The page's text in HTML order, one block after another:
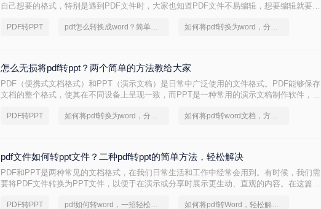
自己想要的格式，特别是遇到PDF文件时，大家也知道PDF文件不易编辑，想要编辑就要开
如何转化为ppt，下面给大家分享个好方法。
PDF转PPT pdf怎么转换成word？简单高效的恢复方法 如何将pdf转换为word，分享一种简单的方法
怎么无损将pdf转ppt？两个简单的方法教给大家
PDF（便携式文档格式）和PPT（演示文稿）是日常中广泛使用的文件格式。PDF能够保存
文档的整个格式，使其在不同设备上呈现一致，而PPT是一种常用的演示文稿制作软件，可
文件中的内容放入PPT演示文稿中，并进行编辑和制作。在下面的文章中，我们将介绍怎么
PDF转PPT 如何将pdf转换为word，分享一种简单的方法 如何将pdf转word文档，方法超级简单
pdf文件如何转ppt文件？二种pdf转ppt的简单方法，轻松解决
PDF和PPT是两种常见的文档格式，在我们日常生活和工作中经常会用到。有时候，我们需
要将PDF文件转换为PPT文件，以便于在演示或分享时展示更生动、直观的内容。在这篇文
PDF转PPT pdf如何转word，一招轻松解决 如何将pdf转Word，轻松解决烦恼